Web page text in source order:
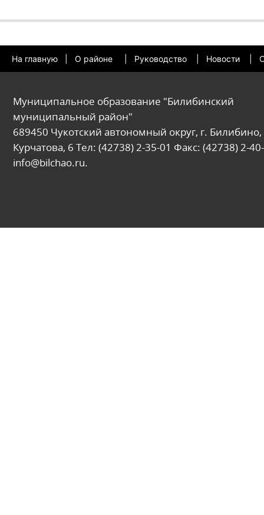
На главную О районе Руководство Новости
Муниципальное образование "Билибинский
муниципальный район"
689450 Чукотский автономный округ, г. Билибино,
Курчатова, 6 Тел: (42738) 2-35-01 Факс: (42738) 2-
info@bilchao.ru.